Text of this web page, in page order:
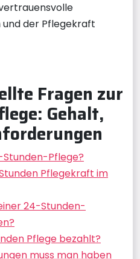
und der Pflegekraft
Fragen zur
Gehalt,
Pflege?
Pflegekraft im
24-Stunden-
Pflege bezahlt?
muss man haben